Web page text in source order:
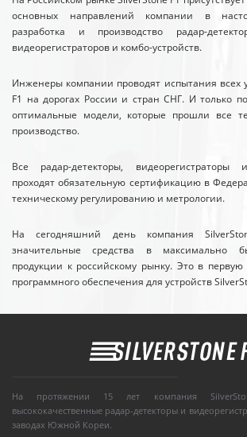
основных направлений компании в
разработка и производство радар-
видеорегистраторов и комбо-устройств.
Инженеры компании проводят испытания всех
F1 на дорогах России и стран СНГ. И только
оптимальные модели, которые прошли все
производство.
Все радар-детекторы, видеорегистраторы
проходят обязательную сертификацию в
техническому регулированию и метрологии.
На сегодняшний день компания
значительные средства в максимально
продукции к российскому рынку. Это в первую
программного обеспечения для устройств
На протяжении 15 лет компания
высококачественные радар-детекторы и
заводах Южной Кореи.